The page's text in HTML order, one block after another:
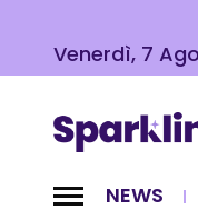
Venerdì, 7
NEWS